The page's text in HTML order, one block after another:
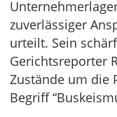
zuverlässiger
urteilt. Sein
Gerichtsreporter
Zustände um die
Begriff